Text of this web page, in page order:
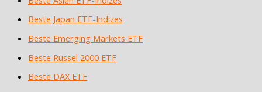
Beste Japan ETF-Indizes
Beste Emerging Markets ETF
Beste Russel 2000 ETF
Beste DAX ETF